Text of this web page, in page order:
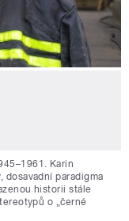
Karin
dosavadní paradigma
historii stále
o „černé